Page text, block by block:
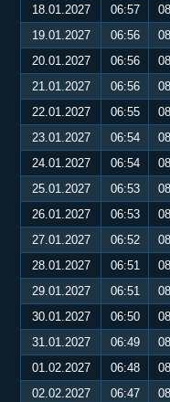
18.01.2027
06:57
19.01.2027
06:56
20.01.2027
06:56
21.01.2027
06:56
22.01.2027
06:55
23.01.2027
06:54
24.01.2027
06:54
25.01.2027
06:53
26.01.2027
06:53
27.01.2027
06:52
28.01.2027
06:51
29.01.2027
06:51
30.01.2027
06:50
31.01.2027
06:49
01.02.2027
06:48
02.02.2027
06:47